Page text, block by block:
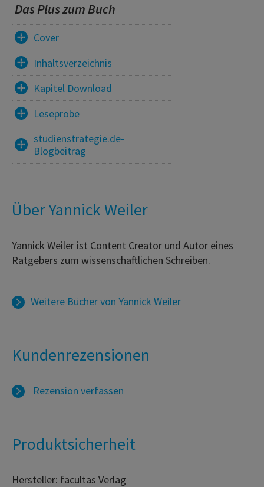
Das Plus zum Buch
Cover
Inhaltsverzeichnis
Kapitel Download
Leseprobe
studienstrategie.de-
Blogbeitrag
Über Yannick Weiler
Yannick Weiler ist Content Creator und Autor eines
Ratgebers zum wissenschaftlichen Schreiben.
Weitere Bücher von Yannick Weiler
Kundenrezensionen
Rezension verfassen
Produktsicherheit
Hersteller: facultas Verlag